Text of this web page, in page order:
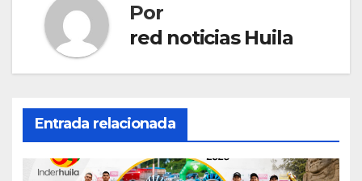
Por
red noticias Huila
Entrada relacionada